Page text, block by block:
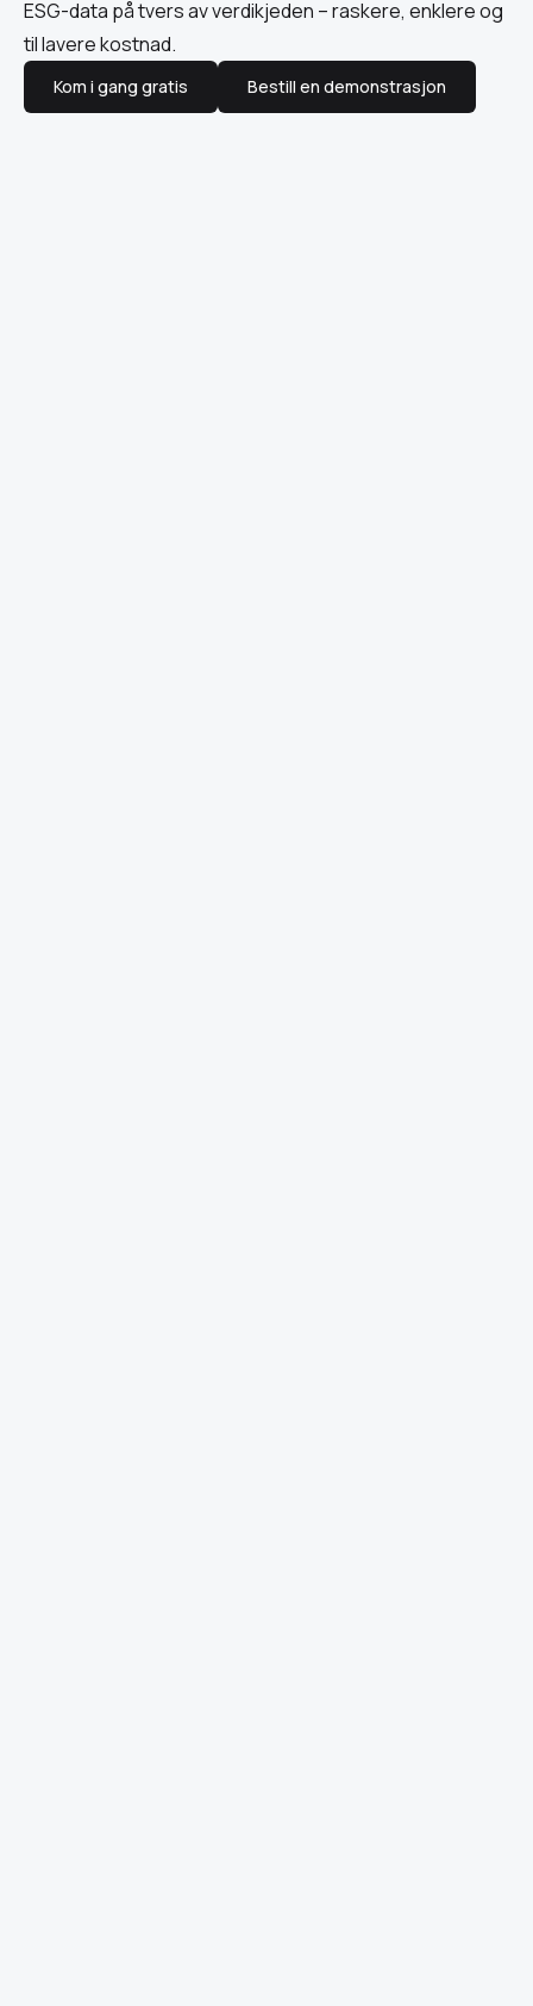
ESG-data på tvers av verdikjeden – raskere, enklere og
til lavere kostnad.
Kom i gang gratis Bestill en demonstrasjon